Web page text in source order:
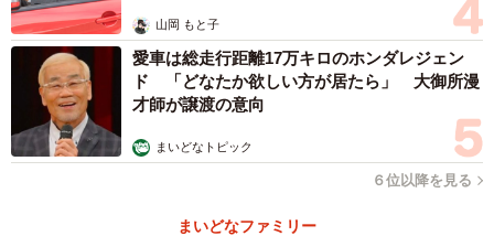
山岡 もと子
愛車は総走行距離17万キロのホンダレジェン
ド 「どなたか欲しい方が居たら」 大御所漫
才師が譲渡の意向
まいどなトピック
６位以降を見る
まいどなファミリー